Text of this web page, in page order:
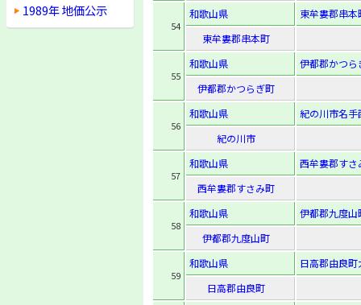
1989年 地価公示
54
和歌山県
東牟婁郡串
東牟婁郡串本町
55
和歌山県
伊都郡かつ
伊都郡かつらぎ町
56
和歌山県
紀の川市名
紀の川市
57
和歌山県
西牟婁郡す
西牟婁郡すさみ町
58
和歌山県
伊都郡九度
伊都郡九度山町
59
和歌山県
日高郡由良
日高郡由良町